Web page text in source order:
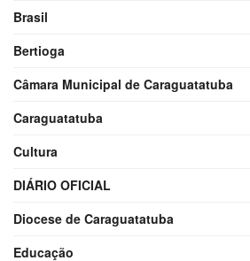
Brasil
Bertioga
Câmara Municipal de Caraguatatuba
Caraguatatuba
Cultura
DIÁRIO OFICIAL
Diocese de Caraguatatuba
Educação